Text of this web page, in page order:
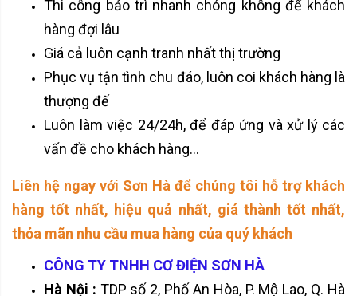
Thi công bảo trì nhanh chóng không để khách
hàng đợi lâu
Giá cả luôn cạnh tranh nhất thị trường
Phục vụ tận tình chu đáo, luôn coi khách hàng là
thượng đế
Luôn làm việc 24/24h, để đáp ứng và xử lý các
vấn đề cho khách hàng...
Liên hệ ngay với Sơn Hà để chúng tôi hỗ trợ khách
hàng tốt nhất, hiệu quả nhất, giá thành tốt nhất,
thỏa mãn nhu cầu mua hàng của quý khách
CÔNG TY TNHH CƠ ĐIỆN SƠN HÀ
Hà Nội : TDP số 2, Phố An Hòa, P. Mộ Lao, Q. Hà